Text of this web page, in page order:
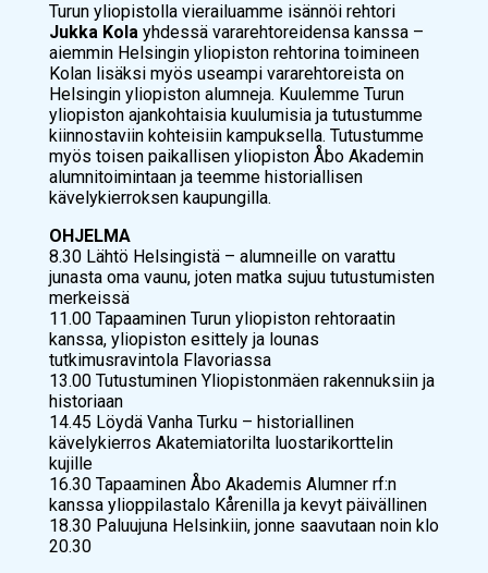
Turun yliopistolla vierailuamme isännöi rehtori
Jukka Kolayhdessä vararehtoreidensa kanssa –
aiemmin Helsingin yliopiston rehtorina toimineen
Kolan lisäksi myös useampi vararehtoreista on
Helsingin yliopiston alumneja. Kuulemme Turun
yliopiston ajankohtaisia kuulumisia ja tutustumme
kiinnostaviin kohteisiin kampuksella. Tutustumme
myös toisen paikallisen yliopiston Åbo Akademin
alumnitoimintaan ja teemme historiallisen
kävelykierroksen kaupungilla.
OHJELMA
8.30 Lähtö Helsingistä – alumneille on varattu
junasta oma vaunu, joten matka sujuu tutustumisten
merkeissä
11.00 Tapaaminen Turun yliopiston rehtoraatin
kanssa, yliopiston esittely ja lounas
tutkimusravintola Flavoriassa
13.00 Tutustuminen Yliopistonmäen rakennuksiin ja
historiaan
14.45 Löydä Vanha Turku – historiallinen
kävelykierros Akatemiatorilta luostarikorttelin
kujille
16.30 Tapaaminen Åbo Akademis Alumner rf:n
kanssa ylioppilastalo Kårenilla ja kevyt päivällinen
18.30 Paluujuna Helsinkiin, jonne saavutaan noin klo
20.30